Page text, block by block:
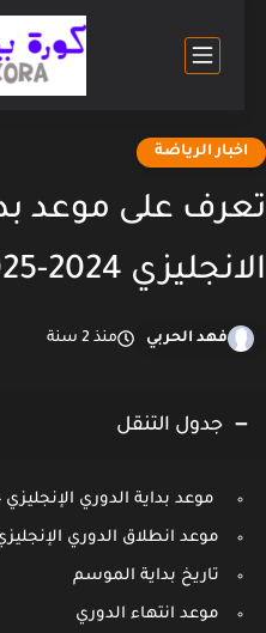
الرياضة
على موعد
2024-2025
فهد الحربي منذ 2 سنة
جدول التنقل
موعد بداية الدوري الإنجليزي 2024-2025
موعد انطلاق الدوري الإنجليزي 2024-2025
تاريخ بداية الموسم
موعد انتهاء الدوري